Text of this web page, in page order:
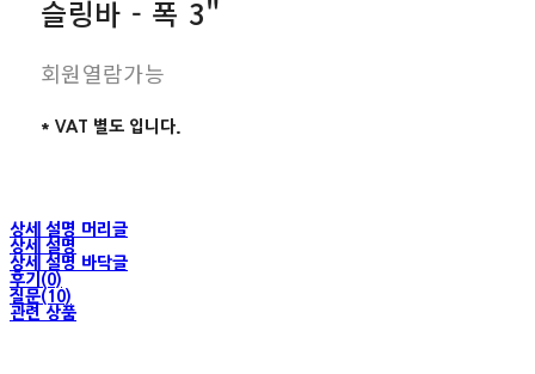
슬링바 - 폭 3"
회원열람가능
* VAT 별도 입니다.
상세 설명 머리글
상세 설명
상세 설명 바닥글
후기(0)
질문(10)
관련 상품